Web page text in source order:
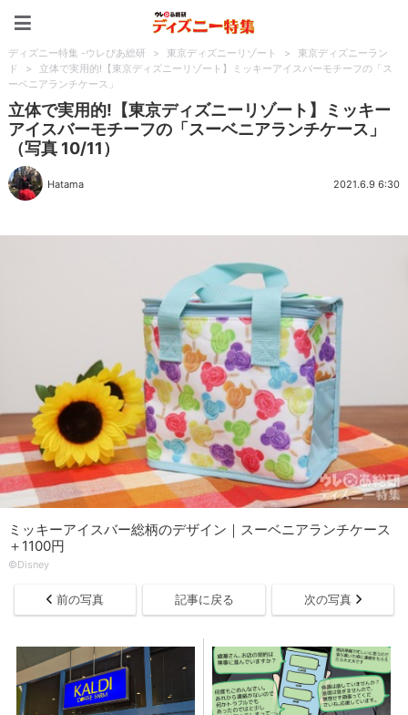
ディズニー特集 -ウレぴあ総研 > 東京ディズニーリゾート >
東京ディズニーラン
ド
>
立体で実用的!【東京ディズニーリゾート】ミッキーアイスバーモチーフの「ス
ーベニアランチケース」
立体で実用的!【東京ディズニーリゾート】ミッキー
アイスバーモチーフの「スーベニアランチケース」
（写真 10/11）
Hatama 2021.6.9 6:30
ミッキーアイスバー総柄のデザイン｜スーベニアランチケース
＋1100円
©Disney
前の写真 記事に戻る 次の写真